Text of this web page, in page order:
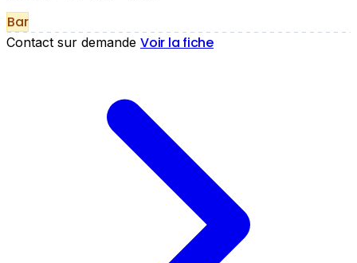
Bar
Contact sur demande Voir la fiche